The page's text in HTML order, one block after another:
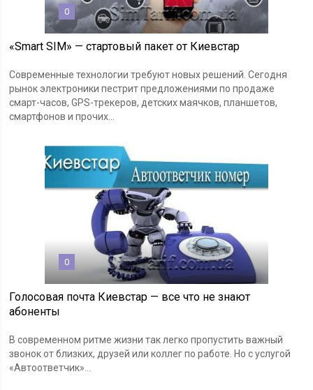
0
«Smart SIM» — стартовый пакет от Киевстар
Современные технологии требуют новых решений. Сегодня
рынок электроники пестрит предложениями по продаже
смарт-часов, GPS-трекеров, детских маячков, планшетов,
смартфонов и прочих...
0
Голосовая почта Киевстар — все что не знают
абоненты
В современном ритме жизни так легко пропустить важный
звонок от близких, друзей или коллег по работе. Но с услугой
«Автоответчик»...